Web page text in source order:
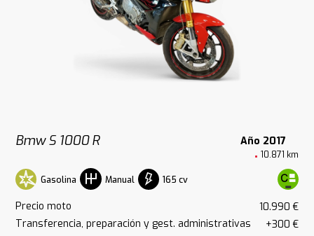
Bmw S 1000 R Año 2017
10.871 km
Gasolina Manual 165 cv
Precio moto
10.990 €
Transferencia, preparación y gest. administrativas
+300 €